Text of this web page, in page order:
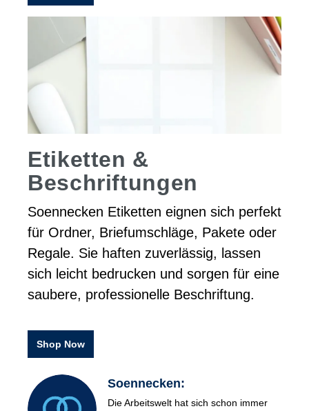
Etiketten &
Beschriftungen
Soennecken Etiketten eignen sich perfekt
für Ordner, Briefumschläge, Pakete oder
Regale. Sie haften zuverlässig, lassen
sich leicht bedrucken und sorgen für eine
saubere, professionelle Beschriftung.
Shop Now
Soennecken:
Die Arbeitswelt hat sich schon immer